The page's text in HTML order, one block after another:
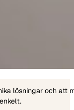
lösningar och